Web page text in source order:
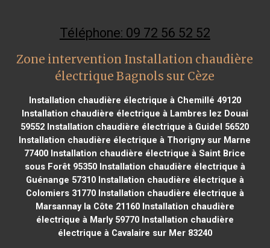
Téléphone: 09 72 56 52 52
Zone intervention Installation chaudière
électrique Bagnols sur Cèze
Installation chaudière électrique à Chemillé 49120
Installation chaudière électrique à Lambres lez Douai
59552 Installation chaudière électrique à Guidel 56520
Installation chaudière électrique à Thorigny sur Marne
77400 Installation chaudière électrique à Saint Brice
sous Forêt 95350Installation chaudière électrique à
Guénange 57310Installation chaudière électrique à
Colomiers 31770Installation chaudière électrique à
Marsannay la Côte 21160Installation chaudière
électrique à Marly 59770Installation chaudière
électrique à Cavalaire sur Mer 83240